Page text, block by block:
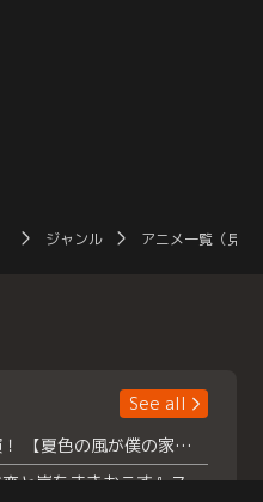
ジャンル アニメ一覧（見放
See all
浮所飛貴主演！ 【夏色の風が僕の家にやってきた】 本日よりテラサで独占配信スタート！
『夏色の雲が恋と嵐をまきおこす』スペシャルメイキング 【Part1】2026年７月18日（土）23時30分～配信スタート！話題のシーンの裏側を大公開！豪華キャスト大集合！ 『武宮家 真夏の家族会議』開催！